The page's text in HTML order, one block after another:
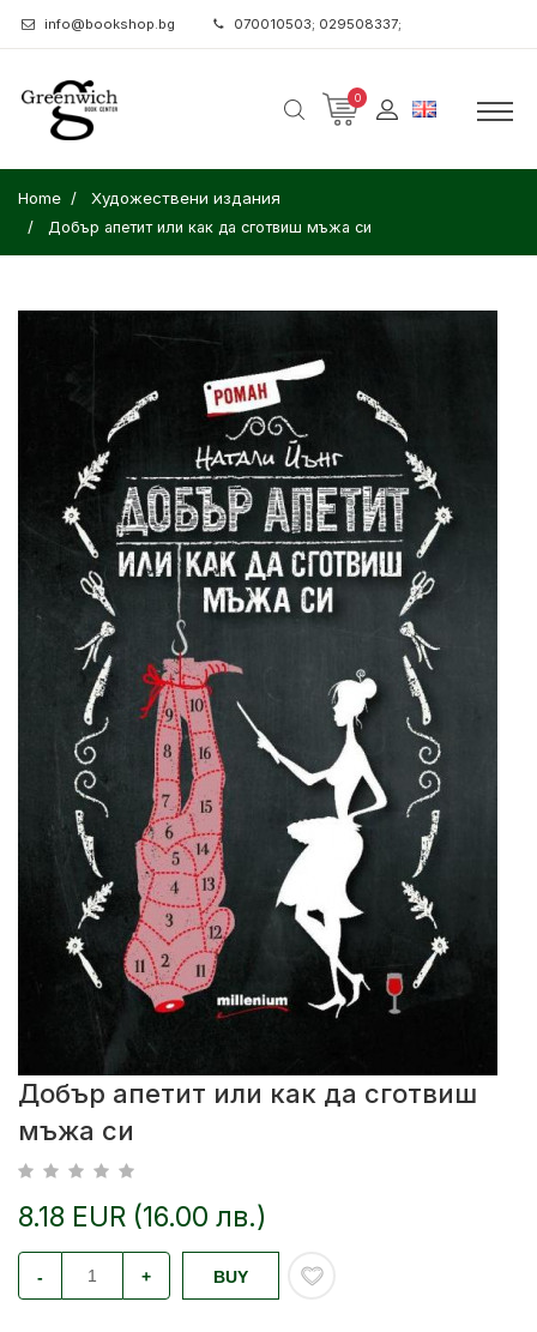
info@bookshop.bg 070010503; 029508337;
0
Home Художествени издания
Добър апетит или как да сготвиш мъжа си
Добър апетит или как да сготвиш
мъжа си
8.18 EUR (16.00 лв.)
- + BUY